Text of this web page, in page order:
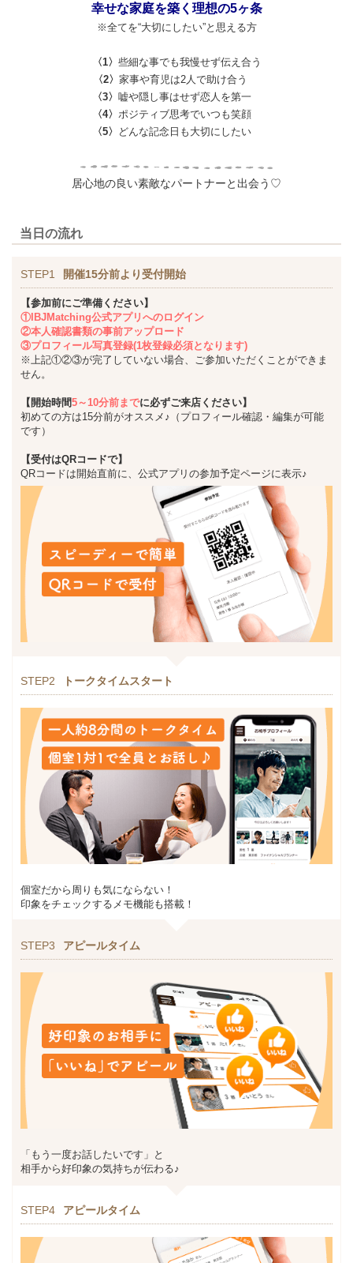
幸せな家庭を築く理想の5ヶ条
※全てを“大切にしたい”と思える方
〈1〉 些細な事でも我慢せず伝え合う
〈2〉 家事や育児は2人で助け合う
〈3〉 嘘や隠し事はせず恋人を第一
〈4〉 ポジティブ思考でいつも笑顔
〈5〉 どんな記念日も大切にしたい
居心地の良い素敵なパートナーと出会う♡
当日の流れ
STEP1 開催15分前より受付開始
【参加前にご準備ください】
①IBJMatching公式アプリへのログイン
②本人確認書類の事前アップロード
③プロフィール写真登録(1枚登録必須となります)
※上記①②③が完了していない場合、ご参加いただくことができま
せん。
【開始時間5～10分前までに必ずご来店ください】
初めての方は15分前がオススメ♪（プロフィール確認・編集が可能
です）
【受付はQRコードで】
QRコードは開始直前に、公式アプリの参加予定ページに表示♪
STEP2 トークタイムスタート
個室だから周りも気にならない！
印象をチェックするメモ機能も搭載！
STEP3 アピールタイム
「もう一度お話したいです」と
相手から好印象の気持ちが伝わる♪
STEP4 アピールタイム